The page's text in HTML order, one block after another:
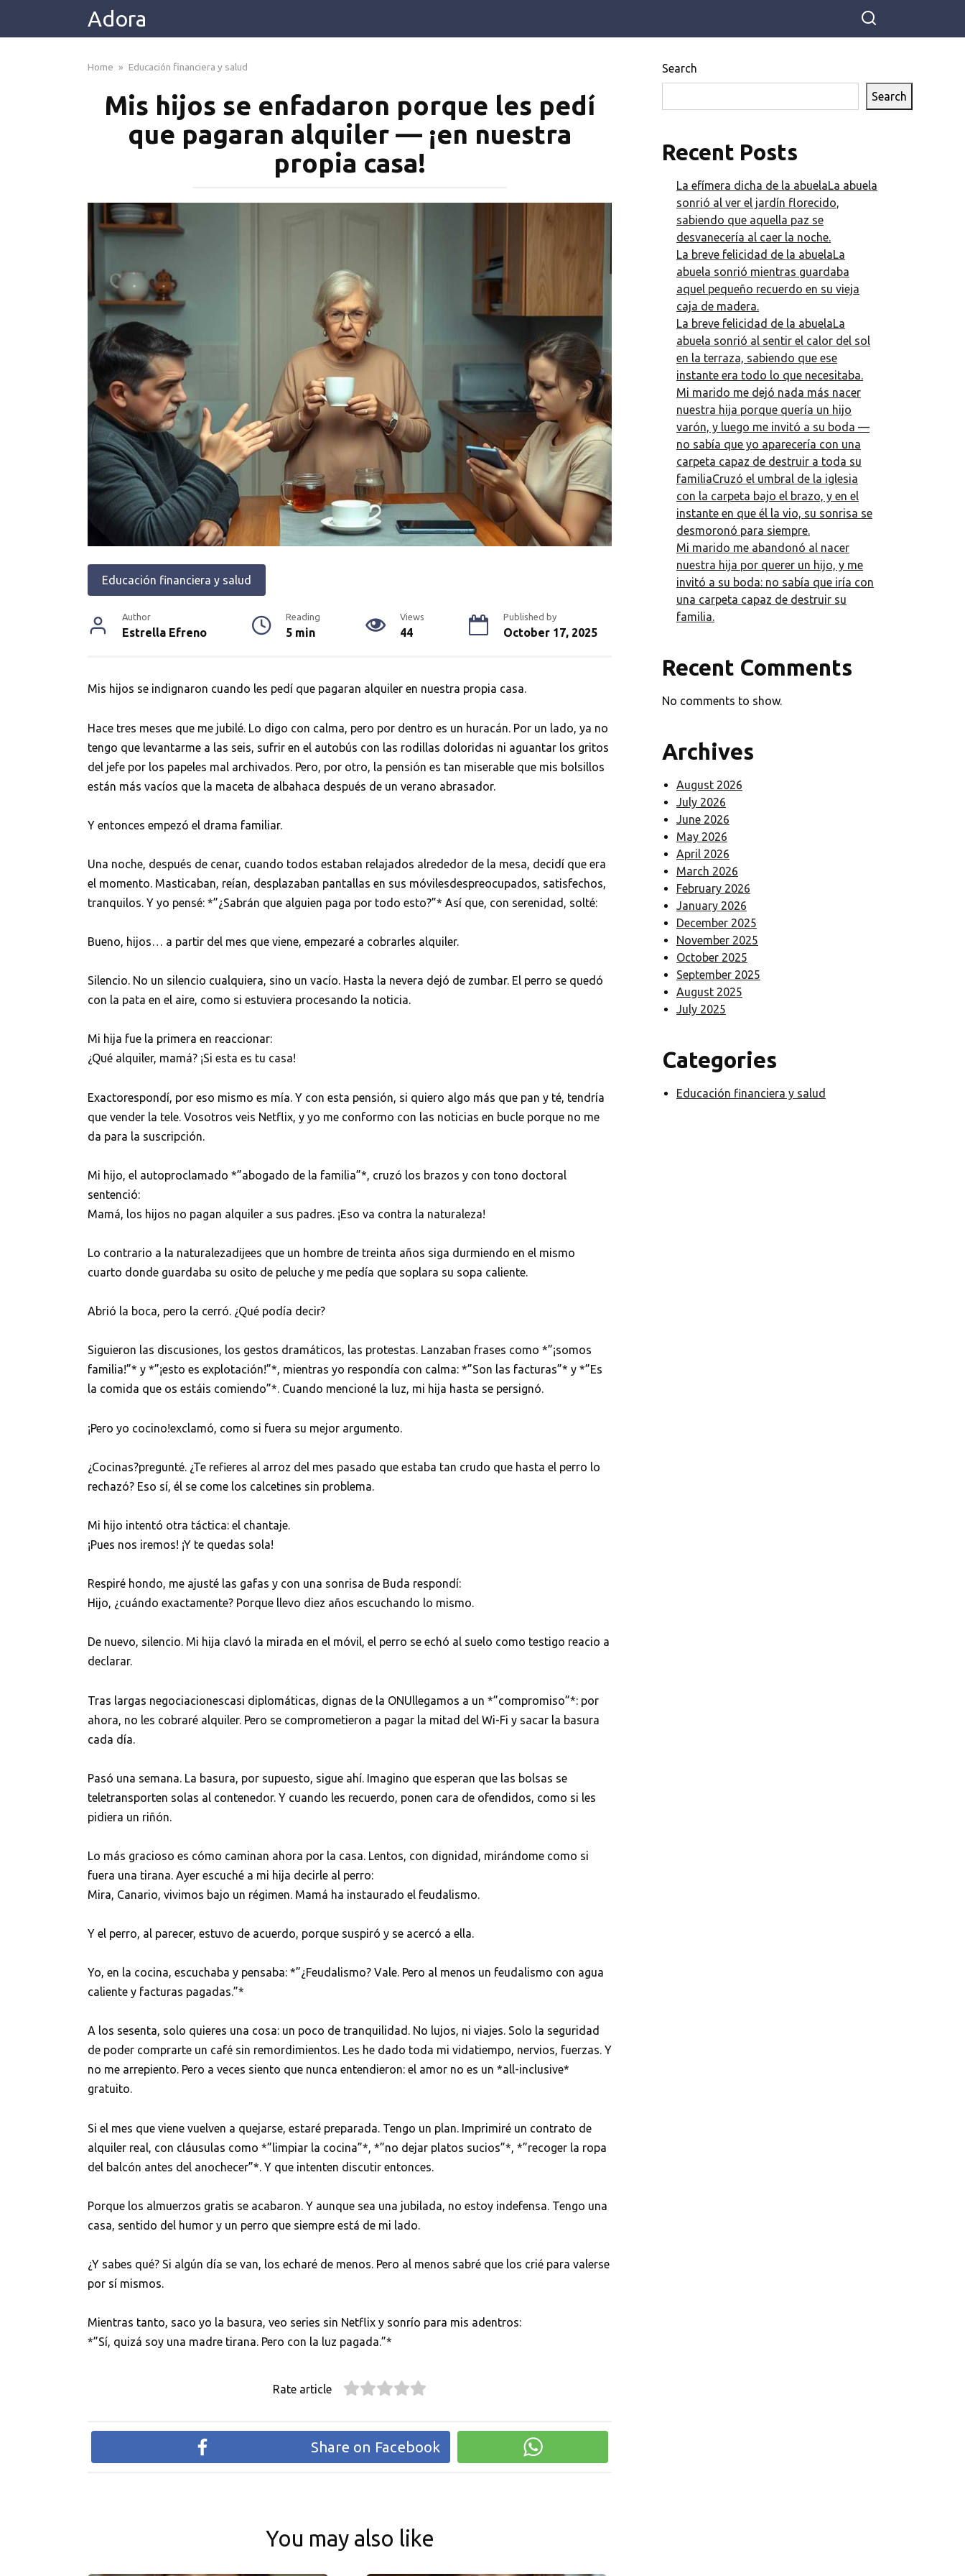
Adora
Home » Educación financiera y salud
Mis hijos se enfadaron porque les pedí
que pagaran alquiler — ¡en nuestra
propia casa!
Educación financiera y salud
Author
Estrella Efreno
Reading
5 min
Views
44
Published by
October 17, 2025
Mis hijos se indignaron cuando les pedí que pagaran alquiler en nuestra propia casa.
Hace tres meses que me jubilé. Lo digo con calma, pero por dentro es un huracán. Por un lado, ya no
tengo que levantarme a las seis, sufrir en el autobús con las rodillas doloridas ni aguantar los gritos
del jefe por los papeles mal archivados. Pero, por otro, la pensión es tan miserable que mis bolsillos
están más vacíos que la maceta de albahaca después de un verano abrasador.
Y entonces empezó el drama familiar.
Una noche, después de cenar, cuando todos estaban relajados alrededor de la mesa, decidí que era
el momento. Masticaban, reían, desplazaban pantallas en sus móvilesdespreocupados, satisfechos,
tranquilos. Y yo pensé: *”¿Sabrán que alguien paga por todo esto?”* Así que, con serenidad, solté:
Bueno, hijos… a partir del mes que viene, empezaré a cobrarles alquiler.
Silencio. No un silencio cualquiera, sino un vacío. Hasta la nevera dejó de zumbar. El perro se quedó
con la pata en el aire, como si estuviera procesando la noticia.
Mi hija fue la primera en reaccionar:
¿Qué alquiler, mamá? ¡Si esta es tu casa!
Exactorespondí, por eso mismo es mía. Y con esta pensión, si quiero algo más que pan y té, tendría
que vender la tele. Vosotros veis Netflix, y yo me conformo con las noticias en bucle porque no me
da para la suscripción.
Mi hijo, el autoproclamado *”abogado de la familia”*, cruzó los brazos y con tono doctoral
sentenció:
Mamá, los hijos no pagan alquiler a sus padres. ¡Eso va contra la naturaleza!
Lo contrario a la naturalezadijees que un hombre de treinta años siga durmiendo en el mismo
cuarto donde guardaba su osito de peluche y me pedía que soplara su sopa caliente.
Abrió la boca, pero la cerró. ¿Qué podía decir?
Siguieron las discusiones, los gestos dramáticos, las protestas. Lanzaban frases como *”¡somos
familia!”* y *”¡esto es explotación!”*, mientras yo respondía con calma: *”Son las facturas”* y *”Es
la comida que os estáis comiendo”*. Cuando mencioné la luz, mi hija hasta se persignó.
¡Pero yo cocino!exclamó, como si fuera su mejor argumento.
¿Cocinas?pregunté. ¿Te refieres al arroz del mes pasado que estaba tan crudo que hasta el perro lo
rechazó? Eso sí, él se come los calcetines sin problema.
Mi hijo intentó otra táctica: el chantaje.
¡Pues nos iremos! ¡Y te quedas sola!
Respiré hondo, me ajusté las gafas y con una sonrisa de Buda respondí:
Hijo, ¿cuándo exactamente? Porque llevo diez años escuchando lo mismo.
De nuevo, silencio. Mi hija clavó la mirada en el móvil, el perro se echó al suelo como testigo reacio a
declarar.
Tras largas negociacionescasi diplomáticas, dignas de la ONUllegamos a un *”compromiso”*: por
ahora, no les cobraré alquiler. Pero se comprometieron a pagar la mitad del Wi-Fi y sacar la basura
cada día.
Pasó una semana. La basura, por supuesto, sigue ahí. Imagino que esperan que las bolsas se
teletransporten solas al contenedor. Y cuando les recuerdo, ponen cara de ofendidos, como si les
pidiera un riñón.
Lo más gracioso es cómo caminan ahora por la casa. Lentos, con dignidad, mirándome como si
fuera una tirana. Ayer escuché a mi hija decirle al perro:
Mira, Canario, vivimos bajo un régimen. Mamá ha instaurado el feudalismo.
Y el perro, al parecer, estuvo de acuerdo, porque suspiró y se acercó a ella.
Yo, en la cocina, escuchaba y pensaba: *”¿Feudalismo? Vale. Pero al menos un feudalismo con agua
caliente y facturas pagadas.”*
A los sesenta, solo quieres una cosa: un poco de tranquilidad. No lujos, ni viajes. Solo la seguridad
de poder comprarte un café sin remordimientos. Les he dado toda mi vidatiempo, nervios, fuerzas. Y
no me arrepiento. Pero a veces siento que nunca entendieron: el amor no es un *all-inclusive*
gratuito.
Si el mes que viene vuelven a quejarse, estaré preparada. Tengo un plan. Imprimiré un contrato de
alquiler real, con cláusulas como *”limpiar la cocina”*, *”no dejar platos sucios”*, *”recoger la ropa
del balcón antes del anochecer”*. Y que intenten discutir entonces.
Porque los almuerzos gratis se acabaron. Y aunque sea una jubilada, no estoy indefensa. Tengo una
casa, sentido del humor y un perro que siempre está de mi lado.
¿Y sabes qué? Si algún día se van, los echaré de menos. Pero al menos sabré que los crié para valerse
por sí mismos.
Mientras tanto, saco yo la basura, veo series sin Netflix y sonrío para mis adentros:
*”Sí, quizá soy una madre tirana. Pero con la luz pagada.”*
Rate article
Share on Facebook
You may also like
Search
Search
Recent Posts
La efímera dicha de la abuelaLa abuela
sonrió al ver el jardín florecido,
sabiendo que aquella paz se
desvanecería al caer la noche.
La breve felicidad de la abuelaLa
abuela sonrió mientras guardaba
aquel pequeño recuerdo en su vieja
caja de madera.
La breve felicidad de la abuelaLa
abuela sonrió al sentir el calor del sol
en la terraza, sabiendo que ese
instante era todo lo que necesitaba.
Mi marido me dejó nada más nacer
nuestra hija porque quería un hijo
varón, y luego me invitó a su boda —
no sabía que yo aparecería con una
carpeta capaz de destruir a toda su
familiaCruzó el umbral de la iglesia
con la carpeta bajo el brazo, y en el
instante en que él la vio, su sonrisa se
desmoronó para siempre.
Mi marido me abandonó al nacer
nuestra hija por querer un hijo, y me
invitó a su boda: no sabía que iría con
una carpeta capaz de destruir su
familia.
Recent Comments
No comments to show.
Archives
August 2026
July 2026
June 2026
May 2026
April 2026
March 2026
February 2026
January 2026
December 2025
November 2025
October 2025
September 2025
August 2025
July 2025
Categories
Educación financiera y salud
solo si es importante? O mejor, no